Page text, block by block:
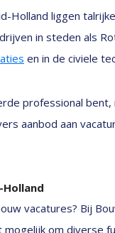
Holland liggen
in steden als
en in de civiele
professional
aanbod aan
vacatures? Bij
om diverse